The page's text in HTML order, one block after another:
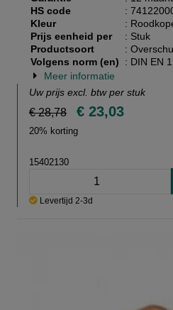
HS code
:
Kleur
:
Prijs eenheid per
: Stuk
Productsoort
:
Volgens norm (en)
: DIN EN
Meer informatie
Uw prijs excl. btw per stuk
€ 28,78 € 23,03
20% korting
15402130
Levertijd 2-3d